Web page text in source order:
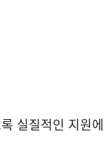
실질적인 지원에